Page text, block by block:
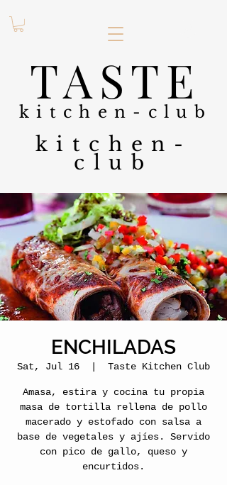
TASTE
kitchen-club
kitchen-
club
ENCHILADAS
Sat, Jul 16 Taste Kitchen Club
Amasa, estira y cocina tu propia
masa de tortilla rellena de pollo
macerado y estofado con salsa a
base de vegetales y ajíes. Servido
con pico de gallo, queso y
encurtidos.